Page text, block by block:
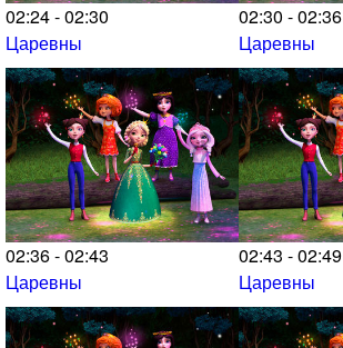
02:24 - 02:30
Царевны
02:30 - 02:36
Царевны
02:36 - 02:43
Царевны
02:43 - 02:49
Царевны